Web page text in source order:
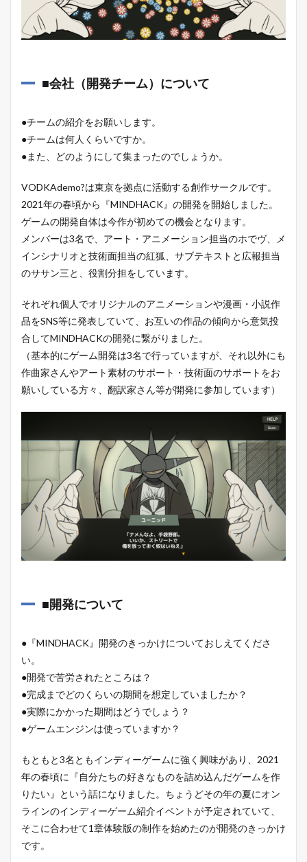
■会社（開発チーム）について
●チームの紹介をお願いします。
●チームは何人くらいですか。
●また、どのようにして集まったのでしょうか。
VODKAdemo?は東京を拠点に活動する創作サークルです。
2021年の春頃から『MINDHACK』の開発を開始しました。
ゲームの開発自体は今作が初めての機会となります。
メンバーは3名で、アート・アニメーション担当のホでヴ、メ
インシナリオと技術面担当の紅狐、サブテキストと広報担当
のササン三と、役割分担をしています。
それぞれ個人でオリジナルのアニメーションや漫画・小説作
品をSNS等に発表していて、お互いの作品の傾向から意気投
合してMINDHACKの開発に繋がりました。
（基本的にゲーム開発は3名で行っていますが、それ以外にも
作曲家さんやアート素材のサポート・技術面のサポートをお
願いしている方々、翻訳家さん等が開発に参加しています）
■開発について
●『MINDHACK』開発のきっかけについておしえてくださ
い。
●開発で苦労されたところは？
●完成までどのくらいの期間を想定していましたか？
●実際にかかった期間はどうでしょう？
●ゲームエンジンは使っていますか？
もともと3名ともインディーゲームに強く興味があり、2021
年の春頃に『自分たちの好きなものを詰め込んだゲームを作
りたい』という話になりました。ちょうどその年の夏にオン
ラインのインディーゲーム紹介イベントが予定されていて、
そこに合わせて1章体験版の制作を始めたのが開発のきっかけ
です。